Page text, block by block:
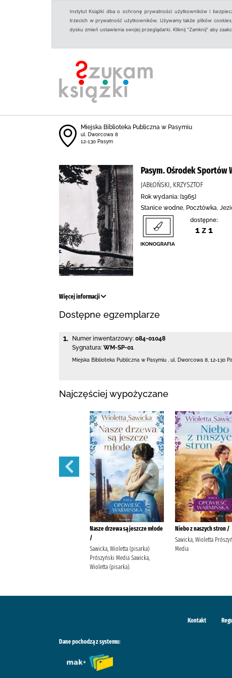
Instytut Książki dba o ochronę prywatności użytkowników i
trzecich w prywatność użytkowników. Używamy także plików
dysku zmień ustawienia swojej przeglądarki. Kliknij "Zamknij" aby
Miejska Biblioteka Publiczna w Pasymiu
ul. Dworcowa 8
12-130 Pasym
Pasym. Ośrodek Sportów
JABŁOŃSKI, KRZYSZTOF
Rok wydania: [1965]
Stanice wodne, Pocztówka,
dostępne:
1 z 1
Więcej informacji
Dostępne egzemplarze
1. Numer inwentarzowy: 084-01048
Sygnatura: WM-SP-01
Miejska Biblioteka Publiczna w Pasymiu ul. Dworcowa 8 12-130
Najczęściej wypożyczane
Nasze drzewa są jeszcze młode
/
Sawicka, Wioletta (pisarka)
Prószyński Media Sawicka,
Wioletta (pisarka).
Niebo z naszych stron /
Sawicka, Wioletta
Media
Kontakt
Dane pochodzą z systemu: